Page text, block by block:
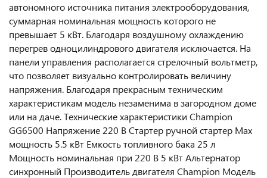
автономного источника питания электрооборудования,
суммарная номинальная мощность которого не
превышает 5 кВт. Благодаря воздушному охлаждению
перегрев одноцилиндрового двигателя исключается. На
панели управления располагается стрелочный вольтметр,
что позволяет визуально контролировать величину
напряжения. Благодаря прекрасным техническим
характеристикам модель незаменима в загородном доме
или на даче. Технические характеристики Champion
GG6500 Напряжение 220 В Стартер ручной стартер Max
мощность 5.5 кВт Емкость топливного бака 25 л
Мощность номинальная при 220 В 5 кВт Альтернатор
синхронный Производитель двигателя Champion Модель